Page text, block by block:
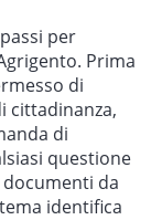
per
Prima
di
cittadinanza,
di
questione
da
identifica